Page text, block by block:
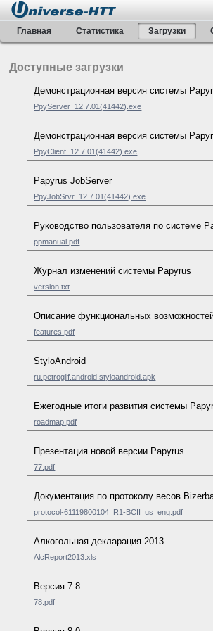
Главная Статистика Загрузки
Доступные загрузки
Демонстрационная версия системы
PpyServer_12.7.01(41442).exe
Демонстрационная версия системы
PpyClient_12.7.01(41442).exe
Papyrus JobServer
PpyJobSrvr_12.7.01(41442).exe
Руководство пользователя по системе
ppmanual.pdf
Журнал изменений системы Papyrus
version.txt
Описание функциональных
features.pdf
StyloAndroid
ru.petroglif.android.styloandroid.apk
Ежегодные итоги развития системы
roadmap.pdf
Презентация новой версии Papyrus
77.pdf
Документация по протоколу весов
protocol-61119800104_R1-BCII_us_eng.pdf
Алкогольная декларация 2013
AlcReport2013.xls
Версия 7.8
78.pdf